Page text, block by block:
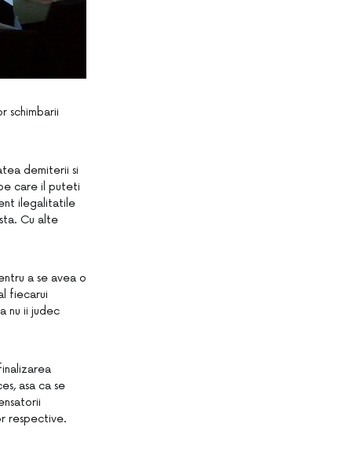
schimbarii
demiterii si
care il puteti
ilegalitatile
Cu alte
a se avea o
fiecarui
nu ii judec
asa ca se
respective.